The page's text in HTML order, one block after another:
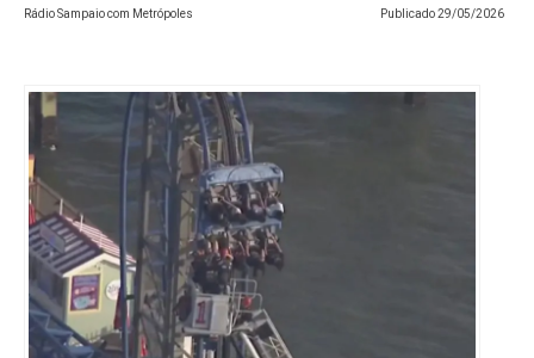
Rádio Sampaio com Metrópoles Publicado29/05/2026